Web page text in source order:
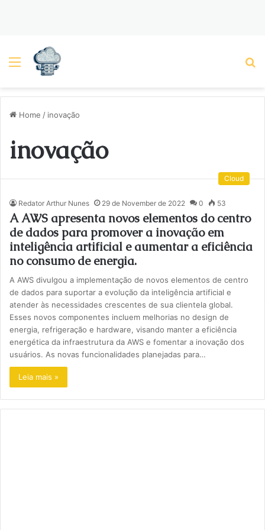
Menu
Home / inovação
inovação
Cloud
Redator Arthur Nunes 29 de November de 2022 0 53
A AWS apresenta novos elementos do centro
de dados para promover a inovação em
inteligência artificial e aumentar a eficiência
no consumo de energia.
A AWS divulgou a implementação de novos elementos de centro
de dados para suportar a evolução da inteligência artificial e
atender às necessidades crescentes de sua clientela global.
Esses novos componentes incluem melhorias no design de
energia, refrigeração e hardware, visando manter a eficiência
energética da infraestrutura da AWS e fomentar a inovação dos
usuários. As novas funcionalidades planejadas para…
Leia mais »